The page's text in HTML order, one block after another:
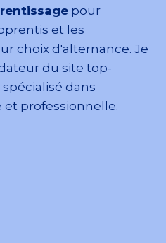
pour
et les
choix d'alternance. Je
du site top-
dans
et professionnelle.